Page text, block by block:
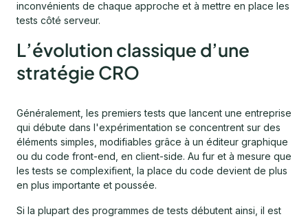
inconvénients de chaque approche et à mettre en place les
tests côté serveur.
L’évolution classique d’une
stratégie CRO
Généralement, les premiers tests que lancent une entreprise
qui débute dans l'expérimentation se concentrent sur des
éléments simples, modifiables grâce à un éditeur graphique
ou du code front-end, en client-side. Au fur et à mesure que
les tests se complexifient, la place du code devient de plus
en plus importante et poussée.
Si la plupart des programmes de tests débutent ainsi, il est